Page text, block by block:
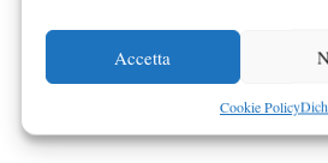
Accetta
Cookie Policy